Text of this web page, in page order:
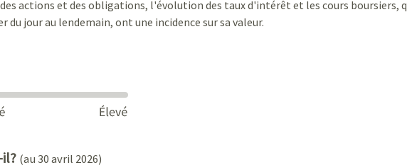
actions et des obligations, l'évolution des taux d'intérêt et les cours boursiers,
jour au lendemain, ont une incidence sur sa valeur.
(au 30 avril 2026)